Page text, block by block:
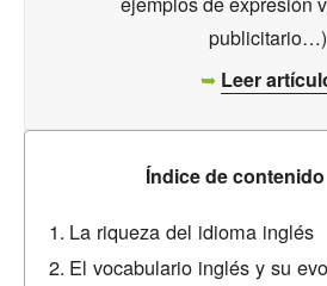
publicitario…)
➥ Leer
Índice de contenido
La riqueza del idioma inglés
El vocabulario inglés y su